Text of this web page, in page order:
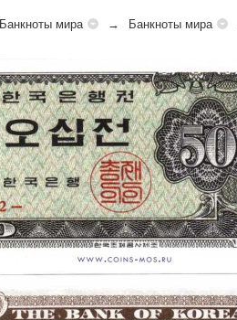
Банкноты мира Банкноты мира